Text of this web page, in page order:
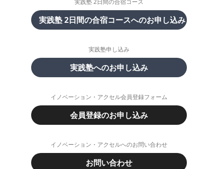
実践塾 2日間の合宿コース
実践塾 2日間の合宿コースへのお申し込み
実践塾申し込み
実践塾へのお申し込み
イノベーション・アクセル会員登録フォーム
会員登録のお申し込み
イノベーション・アクセルへのお問い合わせ
お問い合わせ